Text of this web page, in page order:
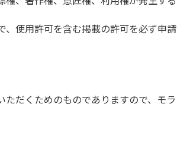
使用許可を含む掲載の許可を必ず申請
だくためのものでありますので、モラ